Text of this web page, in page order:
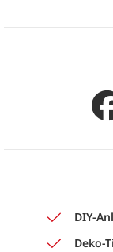
DIY-
Deko-